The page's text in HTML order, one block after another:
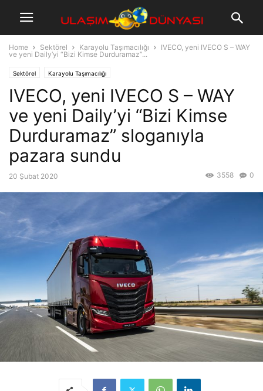
Home Sektörel Karayolu Taşımacılığı
IVECO, yeni IVECO S – WAY
ve yeni Daily’yi “Bizi Kimse Durduramaz”...
Sektörel Karayolu Taşımacılığı
IVECO, yeni IVECO S – WAY
ve yeni Daily’yi “Bizi Kimse
Durduramaz” sloganıyla
pazara sundu
20 Şubat 2020 0
3558